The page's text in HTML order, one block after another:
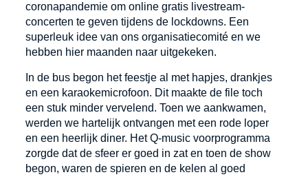
coronapandemie om online gratis livestream-
concerten te geven tijdens de lockdowns. Een
superleuk idee van ons organisatiecomité en we
hebben hier maanden naar uitgekeken.
In de bus begon het feestje al met hapjes, drankjes
en een karaokemicrofoon. Dit maakte de file toch
een stuk minder vervelend. Toen we aankwamen,
werden we hartelijk ontvangen met een rode loper
en een heerlijk diner. Het Q-music voorprogramma
zorgde dat de sfeer er goed in zat en toen de show
begon, waren de spieren en de kelen al goed